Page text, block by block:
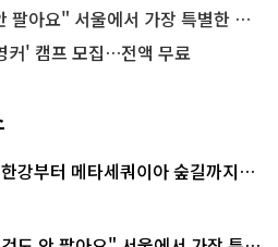
" 서울에서 가장 특별한 편의점의 정체
커' 캠프 모집…전액 무료
강부터 메타세쿼이아 숲길까지…